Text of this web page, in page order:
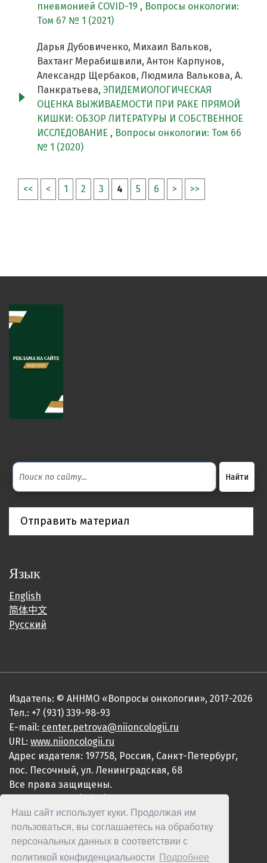
Наш сайт использует куки. Продолжая им
пользоваться, вы соглашаетесь на обработку
персональных данных в соответствии с
политикой конфиденциальности
Подробнее
пневмонией COVID-19 , Вопросы онкологии:
Том 67 № 1 (2021)
Дарья Дубовиченко, Михаил Вальков,
Вахтанг Мерабишвили, Антон Карпунов,
Александр Щербаков, Людмила Валькова, А.
Панкратьева, ЭПИДЕМИОЛОГИЧЕСКАЯ
ОЦЕНКА ВЫЖИВАЕМОСТИ ПРИ РАКЕ ПРЯМОЙ
КИШКИ: ОБЗОР ЛИТЕРАТУРЫ И СОБСТВЕННОЕ
ИССЛЕДОВАНИЕ , Вопросы онкологии: Том 66
№ 1 (2020)
<< < 1 2 3 4 5 6 > >>
Отправить материал
Язык
English
简体中文
Русский
Издатель: © АННМО «Вопросы онкологии», 2017-2026
Тел.: +7 (931) 339-98-93
E-mail: center.petrova@niioncologii.ru
URL: www.niioncologii.ru
Адрес издателя: 197758, Россия, Санкт-Петербург,
пос. Песочный, ул. Ленинградская, 68
Все права защищены.
ISSN 2949-4915 (Online)